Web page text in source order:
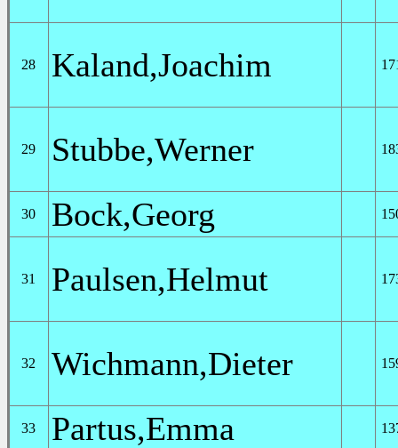
28 Kaland,Joachim
29 Stubbe,Werner
30 Bock,Georg
31 Paulsen,Helmut
32 Wichmann,Dieter
33 Partus,Emma